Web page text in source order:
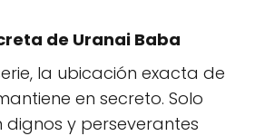
de Uranai Baba
la ubicación exacta de
en secreto. Solo
dignos y perseverantes